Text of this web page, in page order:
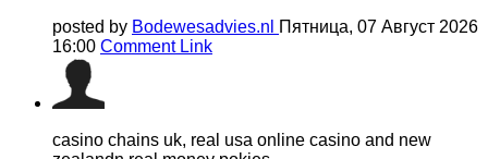
posted by Bodewesadvies.nl
Пятница, 07 Август 2026
16:00 Comment Link
casino chains uk, real usa online casino and new